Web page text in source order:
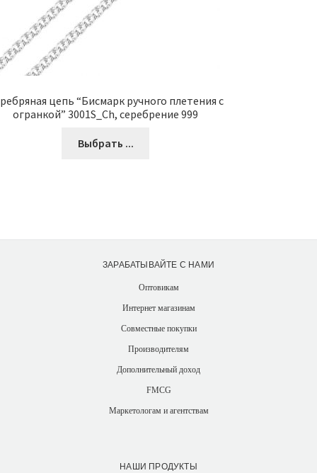
цепь “Бисмарк ручного плетения с
огранкой” 3001S_Ch, серебрение 999
Выбрать ...
ЗАРАБАТЫВАЙТЕ С НАМИ
Оптовикам
Интернет магазинам
Совместные покупки
Производителям
Дополнительный доход
FMCG
Маркетологам и агентствам
НАШИ ПРОДУКТЫ